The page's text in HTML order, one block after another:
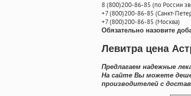
8(800)200-86-85 (по России
+7(800)200-86-85 (Санкт-
+7(800)200-86-85 (Москва)
Обязательно назовите
Левитра цена
Предлагаем надежные
На сайте Вы можете
производителей с